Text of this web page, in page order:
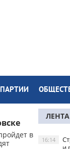
ПАРТИИ
в
16:14